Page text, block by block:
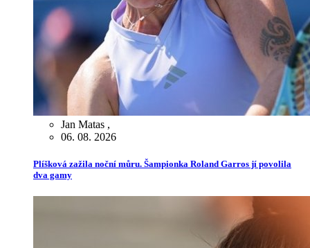
Jan Matas ,
06. 08. 2026
Plíšková zažila noční můru. Šampionka Roland Garros jí povolila
dva gamy